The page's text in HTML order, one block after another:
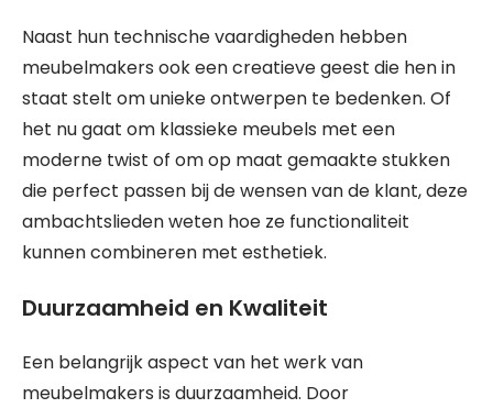
Naast hun technische vaardigheden hebben
meubelmakers ook een creatieve geest die hen in
staat stelt om unieke ontwerpen te bedenken. Of
het nu gaat om klassieke meubels met een
moderne twist of om op maat gemaakte stukken
die perfect passen bij de wensen van de klant, deze
ambachtslieden weten hoe ze functionaliteit
kunnen combineren met esthetiek.
Duurzaamheid en Kwaliteit
Een belangrijk aspect van het werk van
meubelmakers is duurzaamheid. Door